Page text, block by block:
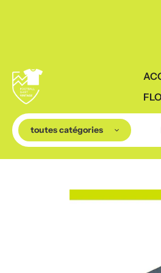
toutes catégories